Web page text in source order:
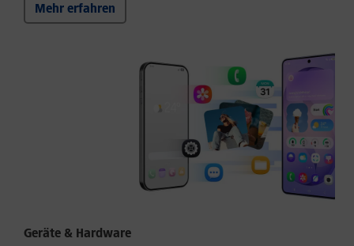
Mehr erfahren
Geräte & Hardware